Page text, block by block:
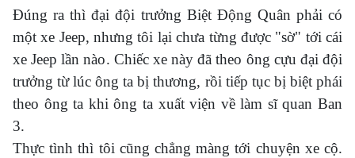
Đúng ra thì đại đội trưởng Biệt Động Quân phải có
một xe Jeep, nhưng tôi lại chưa từng được "sờ" tới cái
xe Jeep lần nào. Chiếc xe này đã theo ông cựu đại đội
trưởng từ lúc ông ta bị thương, rồi tiếp tục bị biệt phái
theo ông ta khi ông ta xuất viện về làm sĩ quan Ban
3.
Thực tình thì tôi cũng chẳng màng tới chuyện xe cộ.